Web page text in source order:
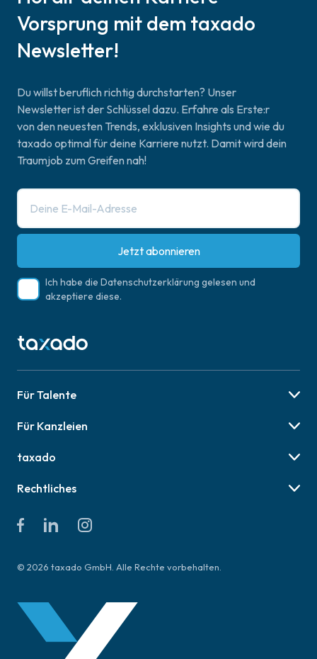
Vorsprung mit dem taxado
Newsletter!
Du willst beruflich richtig durchstarten? Unser
Newsletter ist der Schlüssel dazu. Erfahre als Erste:r
von den neuesten Trends, exklusiven Insights und wie du
taxado optimal für deine Karriere nutzt. Damit wird dein
Traumjob zum Greifen nah!
Jetzt abonnieren
Ich habe die Datenschutzerklärung gelesen und
akzeptiere diese.
Für Talente
Karriere-Tipps
Für Kanzleien
Social Recruiting
taxado
Online Veranstaltungen
Kontakt & Hilfe
Rechtliches
AGB für Kanzleien
© 2026 taxado GmbH. Alle Rechte vorbehalten.